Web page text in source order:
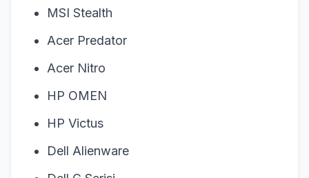
MSI Stealth
Acer Predator
Acer Nitro
HP OMEN
HP Victus
Dell Alienware